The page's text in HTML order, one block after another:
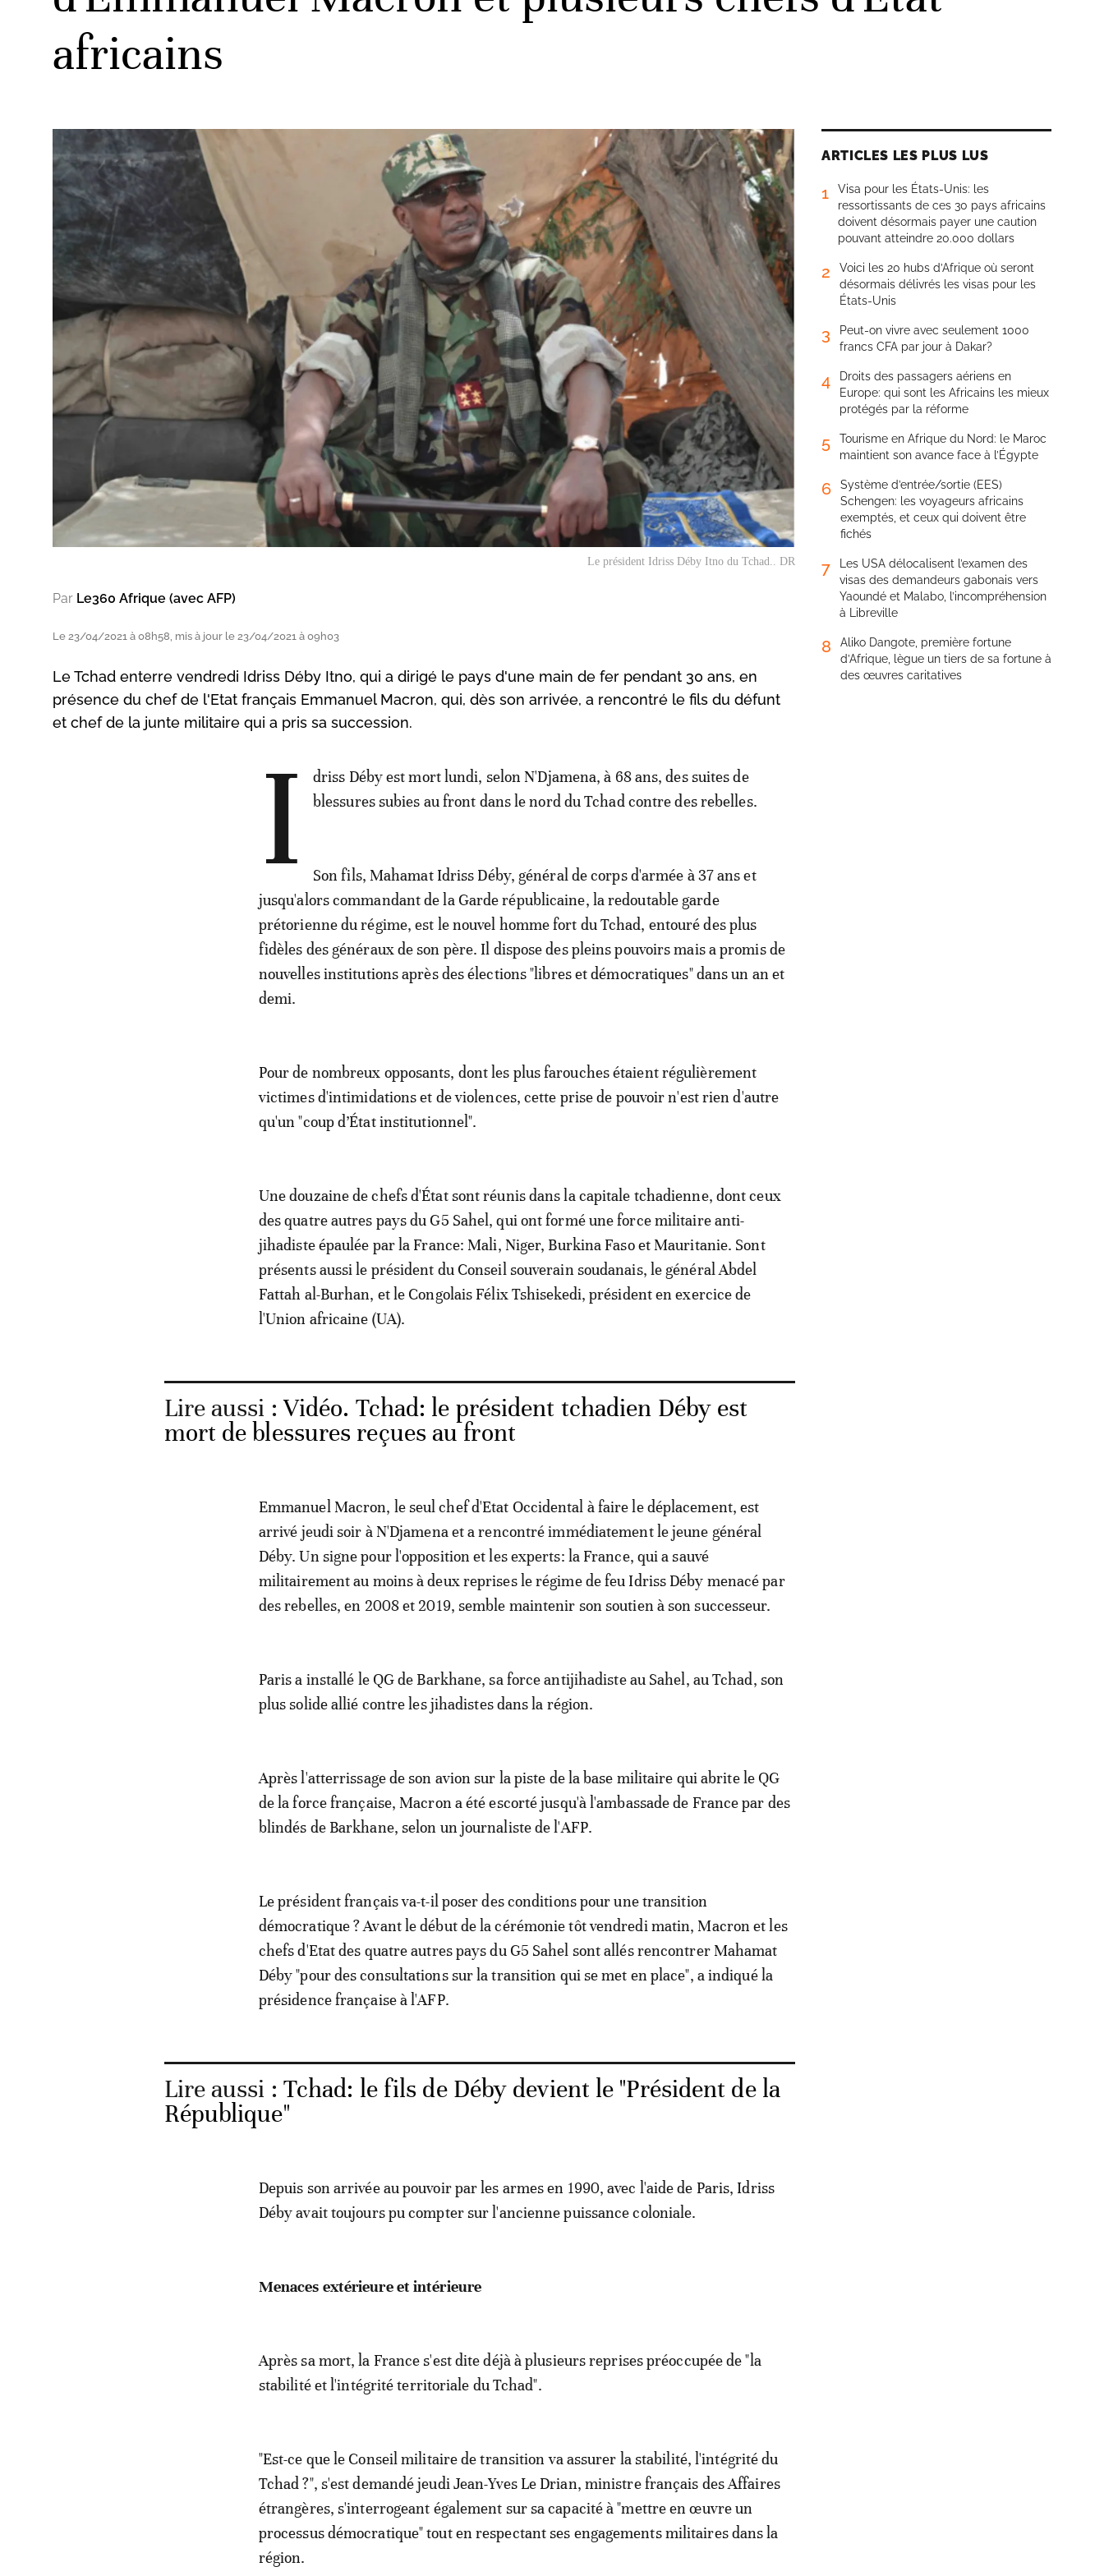
africains
Le président Idriss Déby Itno du Tchad.. DR
Par Le360 Afrique (avec AFP)
Le 23/04/2021 à 08h58, mis à jour le 23/04/2021 à 09h03
Le Tchad enterre vendredi Idriss Déby Itno, qui a dirigé le pays d'une main de fer pendant 30 ans, en
présence du chef de l'Etat français Emmanuel Macron, qui, dès son arrivée, a rencontré le fils du défunt
et chef de la junte militaire qui a pris sa succession.
I
driss Déby est mort lundi, selon N'Djamena, à 68 ans, des suites de
blessures subies au front dans le nord du Tchad contre des rebelles.
Son fils, Mahamat Idriss Déby, général de corps d'armée à 37 ans et
jusqu'alors commandant de la Garde républicaine, la redoutable garde
prétorienne du régime, est le nouvel homme fort du Tchad, entouré des plus
fidèles des généraux de son père. Il dispose des pleins pouvoirs mais a promis de
nouvelles institutions après des élections "libres et démocratiques" dans un an et
demi.
Pour de nombreux opposants, dont les plus farouches étaient régulièrement
victimes d'intimidations et de violences, cette prise de pouvoir n'est rien d'autre
qu'un "coup d’État institutionnel".
Une douzaine de chefs d'État sont réunis dans la capitale tchadienne, dont ceux
des quatre autres pays du G5 Sahel, qui ont formé une force militaire anti-
jihadiste épaulée par la France: Mali, Niger, Burkina Faso et Mauritanie. Sont
présents aussi le président du Conseil souverain soudanais, le général Abdel
Fattah al-Burhan, et le Congolais Félix Tshisekedi, président en exercice de
l'Union africaine (UA).
Lire aussi :Vidéo. Tchad: le président tchadien Déby est
mort de blessures reçues au front
Emmanuel Macron, le seul chef d'Etat Occidental à faire le déplacement, est
arrivé jeudi soir à N'Djamena et a rencontré immédiatement le jeune général
Déby. Un signe pour l'opposition et les experts: la France, qui a sauvé
militairement au moins à deux reprises le régime de feu Idriss Déby menacé par
des rebelles, en 2008 et 2019, semble maintenir son soutien à son successeur.
Paris a installé le QG de Barkhane, sa force antijihadiste au Sahel, au Tchad, son
plus solide allié contre les jihadistes dans la région.
Après l'atterrissage de son avion sur la piste de la base militaire qui abrite le QG
de la force française, Macron a été escorté jusqu'à l'ambassade de France par des
blindés de Barkhane, selon un journaliste de l'AFP.
Le président français va-t-il poser des conditions pour une transition
démocratique ? Avant le début de la cérémonie tôt vendredi matin, Macron et les
chefs d'Etat des quatre autres pays du G5 Sahel sont allés rencontrer Mahamat
Déby "pour des consultations sur la transition qui se met en place", a indiqué la
présidence française à l'AFP.
Lire aussi : Tchad: le fils de Déby devient le "Président de la
République"
Depuis son arrivée au pouvoir par les armes en 1990, avec l'aide de Paris, Idriss
Déby avait toujours pu compter sur l'ancienne puissance coloniale.
Menaces extérieure et intérieure
Après sa mort, la France s'est dite déjà à plusieurs reprises préoccupée de "la
stabilité et l'intégrité territoriale du Tchad".
"Est-ce que le Conseil militaire de transition va assurer la stabilité, l'intégrité du
Tchad ?", s'est demandé jeudi Jean-Yves Le Drian, ministre français des Affaires
étrangères, s'interrogeant également sur sa capacité à "mettre en œuvre un
processus démocratique" tout en respectant ses engagements militaires dans la
région.
ARTICLES LES PLUS LUS
1
Visa pour les États-Unis: les
ressortissants de ces 30 pays africains
doivent désormais payer une caution
pouvant atteindre 20.000 dollars
2
Voici les 20 hubs d’Afrique où seront
désormais délivrés les visas pour les
États-Unis
3
Peut-on vivre avec seulement 1000
francs CFA par jour à Dakar?
4
Droits des passagers aériens en
Europe: qui sont les Africains les mieux
protégés par la réforme
5
Tourisme en Afrique du Nord: le Maroc
maintient son avance face à l’Égypte
6
Système d’entrée/sortie (EES)
Schengen: les voyageurs africains
exemptés, et ceux qui doivent être
fichés
7
Les USA délocalisent l’examen des
visas des demandeurs gabonais vers
Yaoundé et Malabo, l’incompréhension
à Libreville
8
Aliko Dangote, première fortune
d’Afrique, lègue un tiers de sa fortune à
des œuvres caritatives